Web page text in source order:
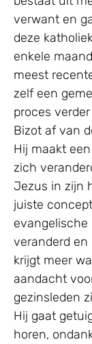
verwant en
deze
enkele
meest
zelf een
proces
Bizot af van
Hij maakt
zich
Jezus in zijn
juiste
evangelische
veranderd en
krijgt meer
aandacht
gezinsleden
Hij gaat
horen,